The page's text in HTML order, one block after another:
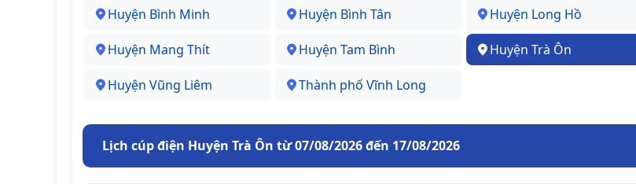
Huyện Bình Minh Huyện Bình Tân Huyện Long Hồ
Huyện Mang Thít Huyện Tam Bình Huyện Trà Ôn
Huyện Vũng Liêm Thành phố Vĩnh Long
Lịch cúp điện Huyện Trà Ôn từ 07/08/2026 đến 17/08/2026